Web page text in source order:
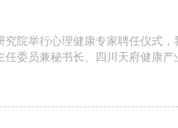
院举行心理健康专家聘任仪式
委员兼秘书长、四川天府健康